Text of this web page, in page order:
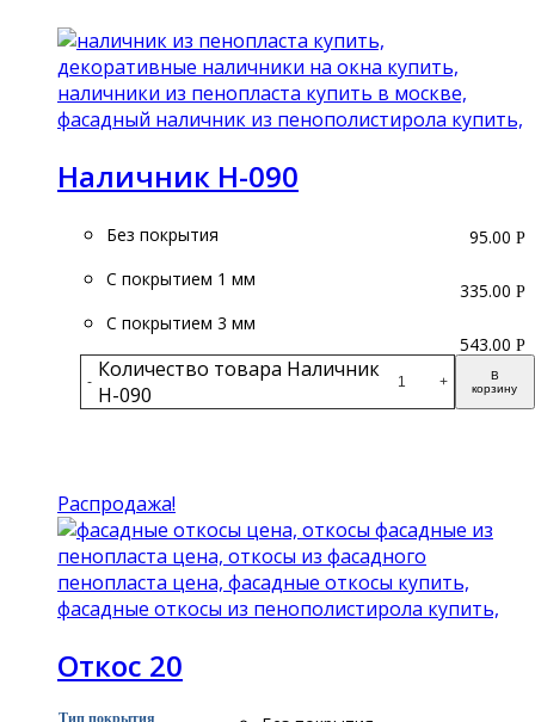
Наличник Н-090
Без покрытия
С покрытием 1 мм
С покрытием 3 мм
- Количество товара Наличник
Н-090
+
В
корзину
95.00 Р
335.00 Р
543.00 Р
Распродажа!
Откос 20
Тип покрытия